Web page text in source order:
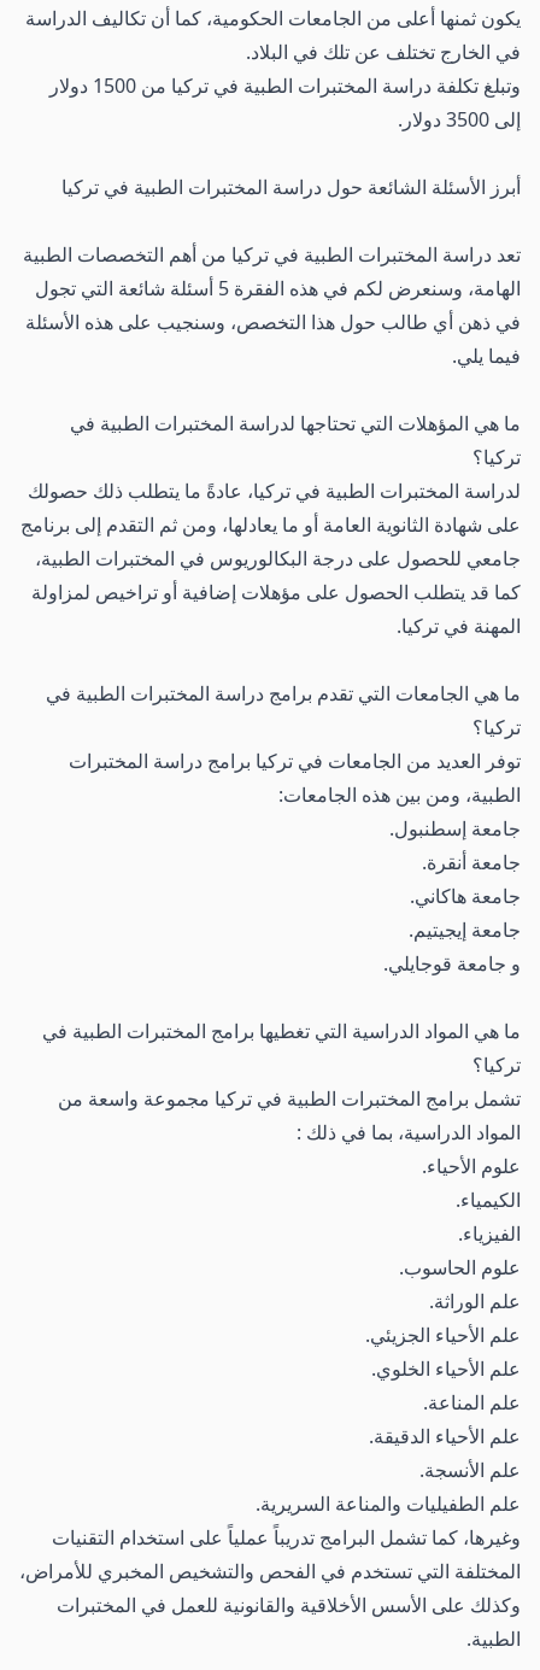
يكون ثمنها أعلى من الجامعات الحكومية، كما أن تكاليف الدراسة
في الخارج تختلف عن تلك في البلاد.
وتبلغ تكلفة دراسة المختبرات الطبية في تركيا من 1500 دولار
إلى 3500 دولار.
أبرز الأسئلة الشائعة حول دراسة المختبرات الطبية في تركيا
تعد دراسة المختبرات الطبية في تركيا من أهم التخصصات الطبية
الهامة، وسنعرض لكم في هذه الفقرة 5 أسئلة شائعة التي تجول
في ذهن أي طالب حول هذا التخصص، وسنجيب على هذه الأسئلة
فيما يلي.
ما هي المؤهلات التي تحتاجها لدراسة المختبرات الطبية في
تركيا؟
لدراسة المختبرات الطبية في تركيا، عادةً ما يتطلب ذلك حصولك
على شهادة الثانوية العامة أو ما يعادلها، ومن ثم التقدم إلى برنامج
جامعي للحصول على درجة البكالوريوس في المختبرات الطبية،
كما قد يتطلب الحصول على مؤهلات إضافية أو تراخيص لمزاولة
المهنة في تركيا.
ما هي الجامعات التي تقدم برامج دراسة المختبرات الطبية في
تركيا؟
توفر العديد من الجامعات في تركيا برامج دراسة المختبرات
الطبية، ومن بين هذه الجامعات:
جامعة إسطنبول.
جامعة أنقرة.
جامعة هاكاني.
جامعة إيجيتيم.
و جامعة قوجايلي.
ما هي المواد الدراسية التي تغطيها برامج المختبرات الطبية في
تركيا؟
تشمل برامج المختبرات الطبية في تركيا مجموعة واسعة من
المواد الدراسية، بما في ذلك :
علوم الأحياء.
الكيمياء.
الفيزياء.
علوم الحاسوب.
علم الوراثة.
علم الأحياء الجزيئي.
علم الأحياء الخلوي.
علم المناعة.
علم الأحياء الدقيقة.
علم الأنسجة.
علم الطفيليات والمناعة السريرية.
وغيرها، كما تشمل البرامج تدريباً عملياً على استخدام التقنيات
المختلفة التي تستخدم في الفحص والتشخيص المخبري للأمراض،
وكذلك على الأسس الأخلاقية والقانونية للعمل في المختبرات
الطبية.